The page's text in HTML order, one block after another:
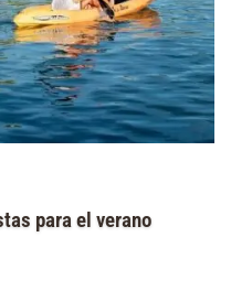
para el verano